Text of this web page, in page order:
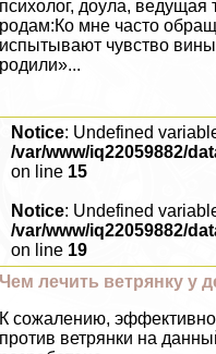
психолог, доула, ведущая
родам:Ко мне часто
испытывают чувство вины
родили»...
Notice: Undefined
/var/www/iq22059882/
on line 15
Notice: Undefined
/var/www/iq22059882/
on line 19
Чем лечить ветрянку у
К сожалению,
против ветрянки на